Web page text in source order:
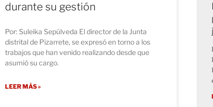
durante su gestión
Por: Suleika Sepúlveda El director de la Junta
distrital de Pizarrete, se expresó en torno a los
trabajos que han venido realizando desde que
asumió su cargo.
LEER MÁS »